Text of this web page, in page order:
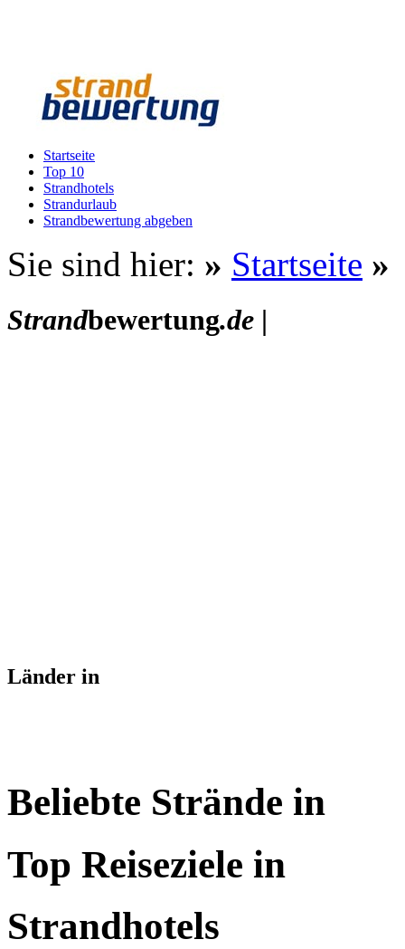
Startseite
Top 10
Strandhotels
Strandurlaub
Strandbewertung abgeben
Sie sind hier: » Startseite »
Strandbewertung.de |
Länder in
Beliebte Strände in
Top Reiseziele in
Strandhotels